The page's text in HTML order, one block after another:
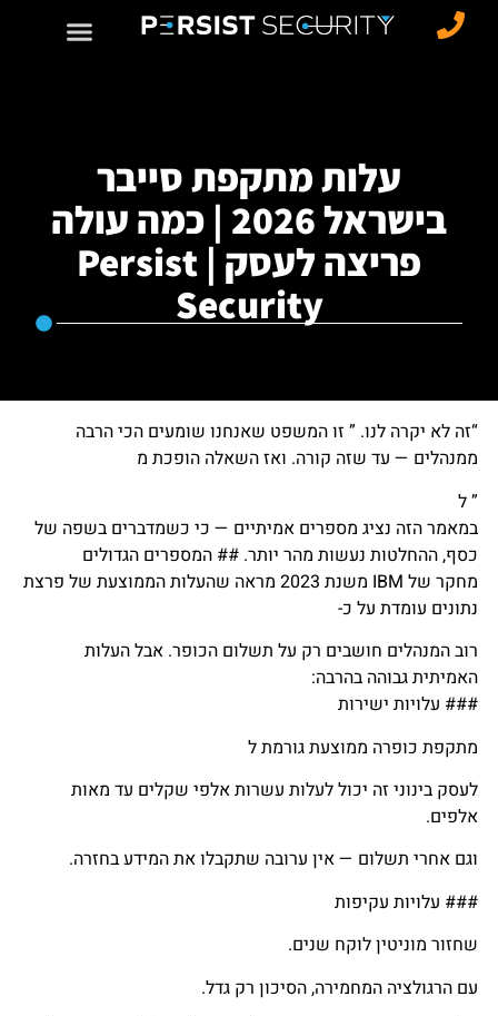
עלות מתקפת סייבר
בישראל 2026 | כמה עולה
פריצה לעסק | Persist
Security
“זה לא יקרה לנו. ” זו המשפט שאנחנו שומעים הכי הרבה
ממנהלים — עד שזה קורה. ואז השאלה הופכת מ
” ל
במאמר הזה נציג מספרים אמיתיים — כי כשמדברים בשפה של
כסף, ההחלטות נעשות מהר יותר. ## המספרים הגדולים
מחקר של IBM משנת 2023 מראה שהעלות הממוצעת של פרצת
נתונים עומדת על כ-
רוב המנהלים חושבים רק על תשלום הכופר. אבל העלות
האמיתית גבוהה בהרבה:
### עלויות ישירות
מתקפת כופרה ממוצעת גורמת ל
לעסק בינוני זה יכול לעלות עשרות אלפי שקלים עד מאות
אלפים.
וגם אחרי תשלום — אין ערובה שתקבלו את המידע בחזרה.
### עלויות עקיפות
שחזור מוניטין לוקח שנים.
עם הרגולציה המחמירה, הסיכון רק גדל.